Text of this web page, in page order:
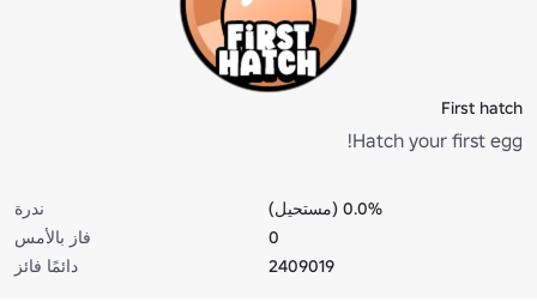
First hatch
Hatch your first egg!
ندرة
0.0% (مستحيل)
فاز بالأمس
0
دائمًا فائز
2409019